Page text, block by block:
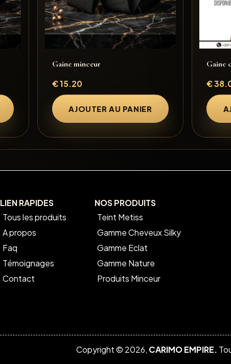
Gaine minceur
€15.20
AJOUTER AU PANIER
Gaine
€
LIEN RAPIDES
Tous les produits
A propos
Faq
Témoignages
Contact
NOS PRODUITS
Teint Metiss
Gamme Cheveux Silky
Gamme Eclat
Gamme Nature
Produits Minceur
Copyright © 2026, CARIMO EMPIRE.